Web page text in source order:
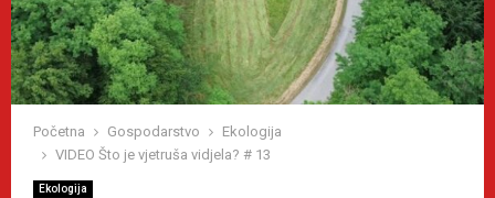
Početna Gospodarstvo
Ekologija
VIDEO Što je vjetruša vidjela? # 13
Ekologija